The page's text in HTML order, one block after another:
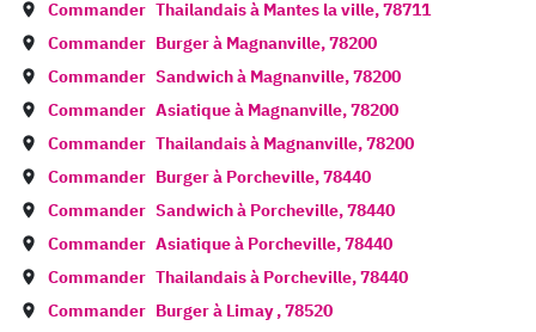
Commander Thailandais à Mantes la ville,78711
Commander Burger à Magnanville,78200
Commander Sandwich à Magnanville,78200
Commander Asiatique à Magnanville,78200
Commander Thailandais à Magnanville,78200
Commander Burger à Porcheville,78440
Commander Sandwich à Porcheville,78440
Commander Asiatique à Porcheville,78440
Commander Thailandais à Porcheville,78440
Commander Burger à Limay,78520